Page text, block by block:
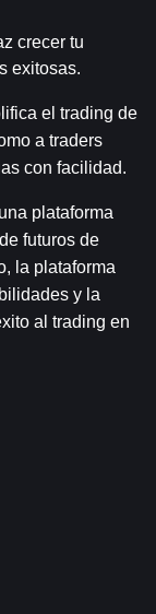
crecer tu
exitosas.
el trading de
a traders
con facilidad.
plataforma
futuros de
la plataforma
y la
al trading en